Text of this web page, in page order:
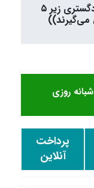
((بعد از پرداخت، وکیل پایه یک دادگستری زیر ۵
می‌گیرند))
شبانه روزی
پرداخت
آنلاین